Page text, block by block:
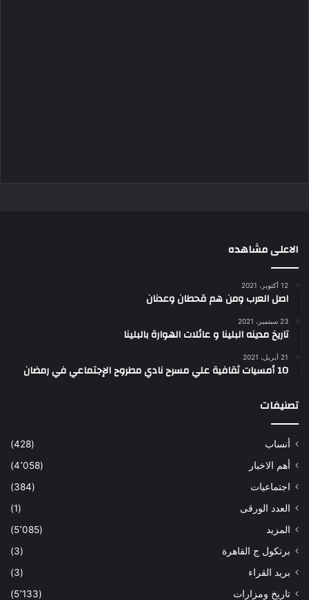
الاعلى مشاهده
12 أكتوبر، 2021
اصل العرب ومن هم قحطان وعدنان
23 سبتمبر، 2021
تاريخ مدينه البلينا و عائلات الهوارة بالبلينا
21 أبريل، 2021
10 أمسيات ثقافية علي مسرح نادي مطروح الإجتماعي في رمضان
تصنيفات
أنساب
(428)
أهم الاخبار
(4٬058)
اجتماعيات
(384)
العدد الورقى
(1)
المزيد
(5٬085)
برتكول ج القاهرة
(3)
بريد القراء
(3)
تاريخ ومزارات
(5٬133)